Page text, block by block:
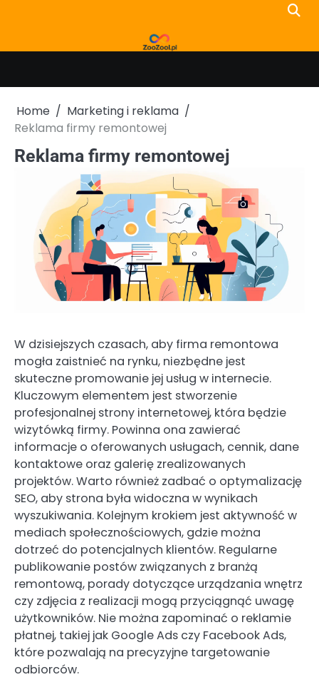
Home
Marketing i reklama
Reklama firmy remontowej
Reklama firmy remontowej
W dzisiejszych czasach, aby firma remontowa
mogła zaistnieć na rynku, niezbędne jest
skuteczne promowanie jej usług w internecie.
Kluczowym elementem jest stworzenie
profesjonalnej strony internetowej, która będzie
wizytówką firmy. Powinna ona zawierać
informacje o oferowanych usługach, cennik, dane
kontaktowe oraz galerię zrealizowanych
projektów. Warto również zadbać o optymalizację
SEO, aby strona była widoczna w wynikach
wyszukiwania. Kolejnym krokiem jest aktywność w
mediach społecznościowych, gdzie można
dotrzeć do potencjalnych klientów. Regularne
publikowanie postów związanych z branżą
remontową, porady dotyczące urządzania wnętrz
czy zdjęcia z realizacji mogą przyciągnąć uwagę
użytkowników. Nie można zapominać o reklamie
płatnej, takiej jak Google Ads czy Facebook Ads,
które pozwalają na precyzyjne targetowanie
odbiorców.